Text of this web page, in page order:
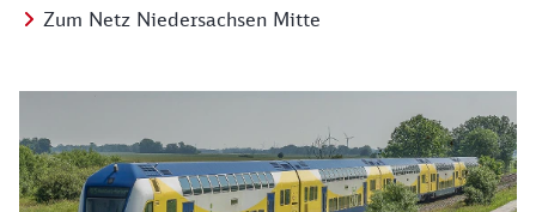
Zum Netz Niedersachsen Mitte